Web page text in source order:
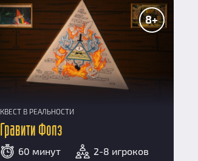
8+
КВЕСТ В РЕАЛЬНОСТИ
Гравити Фолз
60 минут 2-8 игроков